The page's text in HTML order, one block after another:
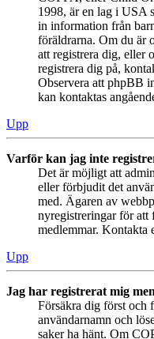
1998, är en lag i USA
in information från
föräldrarna. Om du är
att registrera dig, eller
registrera dig på,
Observera att phpBB
kan kontaktas
Upp
Varför kan jag inte
Det är möjligt att
eller förbjudit det
med. Ägaren av
nyregistreringar för att
medlemmar. Kontakta
Upp
Jag har registrerat mig
Försäkra dig först och
användarnamn och
saker ha hänt. Om